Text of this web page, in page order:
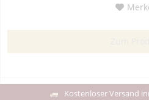
Kostenloser Versand